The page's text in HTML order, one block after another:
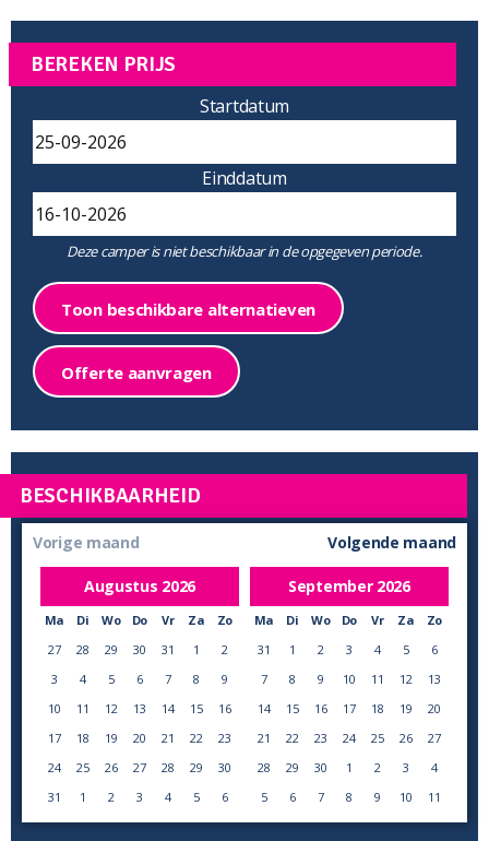
BEREKEN PRIJS
Startdatum
Einddatum
Deze camper is niet beschikbaar in de opgegeven periode.
Toon beschikbare alternatieven
Offerte aanvragen
BESCHIKBAARHEID
Vorige maand
Augustus 2026
Ma Di Wo Do Vr Za
Zo
27
28 29 30 31 1
2
3
4 5 6 7 8
9
10
11 12 13 14 15
16
17
18 19 20 21 22
23
24
25 26 27 28 29
30
31
1 2 3 4 5 6
Volgende maand
September 2026
Ma Di Wo Do Vr Za
Zo
31
1 2 3 4 5
6
7
8 9 10 11 12
13
14
15 16 17 18 19
20
21
22 23 24 25 26
27
28
29 30 1 2 3
4
5
6 7 8 9 10 11